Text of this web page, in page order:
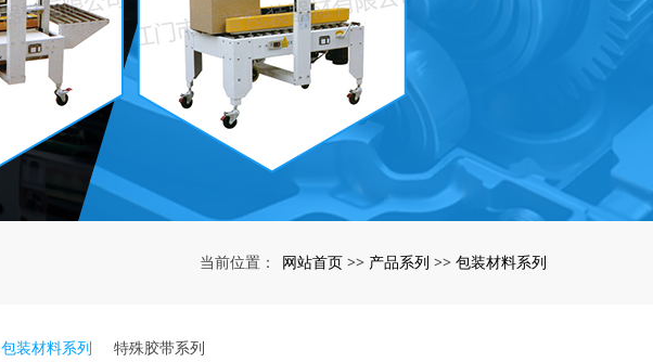
当前位置： 网站首页 >> 产品系列 >> 包装材料系列
包装材料系列 特殊胶带系列